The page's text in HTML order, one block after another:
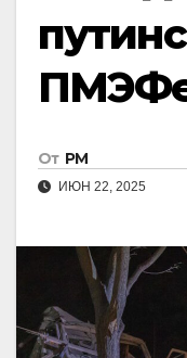
От РМ
ИЮН 22, 2025